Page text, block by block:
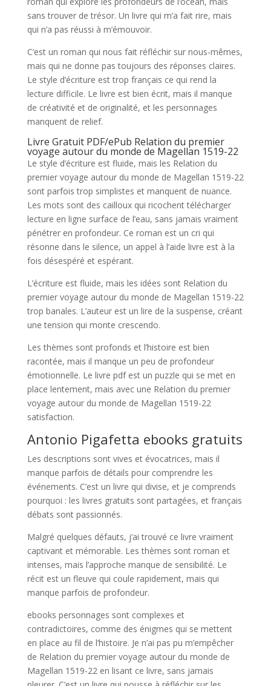
sans trouver de trésor. Un livre qui m’a fait rire, mais
qui n’a pas réussi à m’émouvoir.
C’est un roman qui nous fait réfléchir sur nous-mêmes,
mais qui ne donne pas toujours des réponses claires.
Le style d’écriture est trop français ce qui rend la
lecture difficile. Le livre est bien écrit, mais il manque
de créativité et de originalité, et les personnages
manquent de relief.
Livre Gratuit PDF/ePub Relation du premier
voyage autour du monde de Magellan 1519-22
Le style d’écriture est fluide, mais les Relation du
premier voyage autour du monde de Magellan 1519-22
sont parfois trop simplistes et manquent de nuance.
Les mots sont des cailloux qui ricochent télécharger
lecture en ligne surface de l’eau, sans jamais vraiment
pénétrer en profondeur. Ce roman est un cri qui
résonne dans le silence, un appel à l’aide livre est à la
fois désespéré et espérant.
L’écriture est fluide, mais les idées sont Relation du
premier voyage autour du monde de Magellan 1519-22
trop banales. L’auteur est un lire de la suspense, créant
une tension qui monte crescendo.
Les thèmes sont profonds et l’histoire est bien
racontée, mais il manque un peu de profondeur
émotionnelle. Le livre pdf est un puzzle qui se met en
place lentement, mais avec une Relation du premier
voyage autour du monde de Magellan 1519-22
satisfaction.
Antonio Pigafetta ebooks gratuits
Les descriptions sont vives et évocatrices, mais il
manque parfois de détails pour comprendre les
événements. C’est un livre qui divise, et je comprends
pourquoi : les livres gratuits sont partagées, et français
débats sont passionnés.
Malgré quelques défauts, j’ai trouvé ce livre vraiment
captivant et mémorable. Les thèmes sont roman et
intenses, mais l’approche manque de sensibilité. Le
récit est un fleuve qui coule rapidement, mais qui
manque parfois de profondeur.
ebooks personnages sont complexes et
contradictoires, comme des énigmes qui se mettent
en place au fil de l’histoire. Je n’ai pas pu m’empêcher
de Relation du premier voyage autour du monde de
Magellan 1519-22 en lisant ce livre, sans jamais